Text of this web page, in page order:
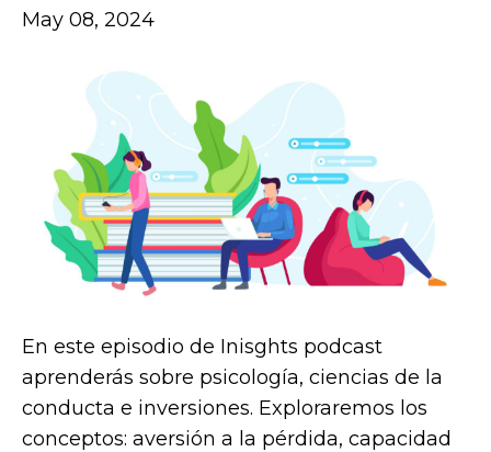
May 08, 2024
En este episodio de Inisghts podcast
aprenderás sobre psicología, ciencias de la
conducta e inversiones. Exploraremos los
conceptos: aversión a la pérdida, capacidad